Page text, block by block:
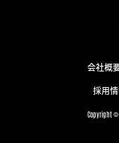
会社概
採用
Copyright ©